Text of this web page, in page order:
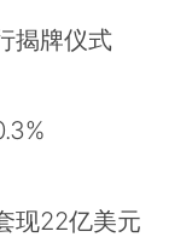
揭牌仪式
现22亿美元